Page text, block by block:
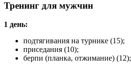
Тренинг для мужчин
1 день:
подтягивания на турнике (15);
приседания (10);
берпи (планка, отжимание) (12);